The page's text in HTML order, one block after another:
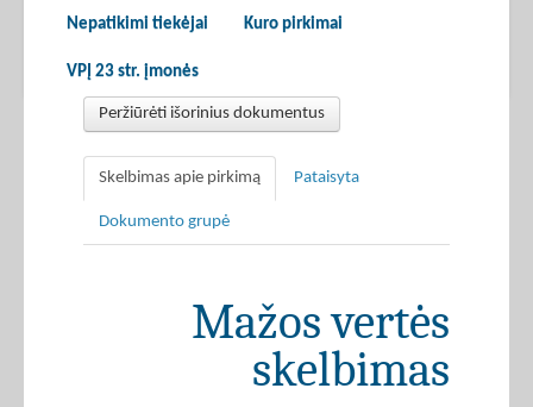
Nepatikimi tiekėjai Kuro pirkimai
VPĮ 23 str. įmonės
Peržiūrėti išorinius dokumentus
Skelbimas apie pirkimą Pataisyta
Dokumento grupė
Mažos vertės
skelbimas